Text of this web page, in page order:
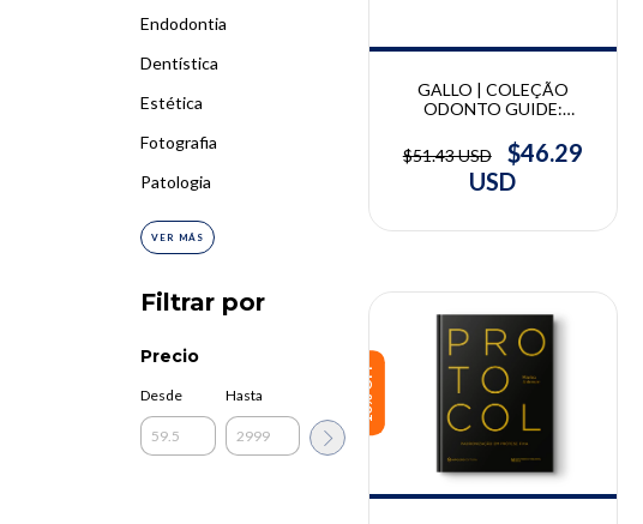
Endodontia
Dentística
Estética
Fotografia
Patologia
VER MÁS
Filtrar por
Precio
Desde Hasta
GALLO | COLEÇÃO
ODONTO GUIDE:
Gallo, Andréa Witzel, Celso
Lemos Júnior, Fábio Alves,
Norberto Sugaya
$51.43 USD
$46.29
USD
10% OFF